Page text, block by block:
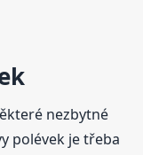
nezbytné
polévek je třeba